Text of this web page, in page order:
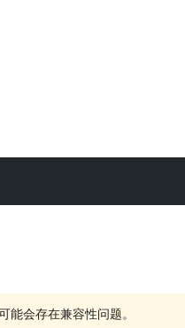
会存在兼容性问题。